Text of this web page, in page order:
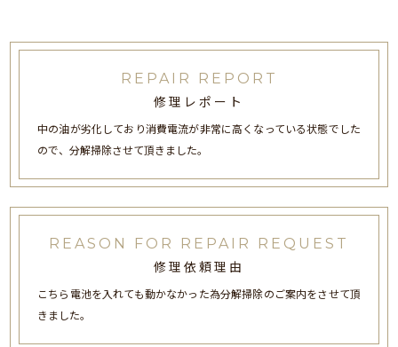
REPAIR REPORT
修理レポート
中の油が劣化しており消費電流が非常に高くなっている状態でした
ので、分解掃除させて頂きました。
REASON FOR REPAIR REQUEST
修理依頼理由
こちら電池を入れても動かなかった為分解掃除のご案内をさせて頂
きました。